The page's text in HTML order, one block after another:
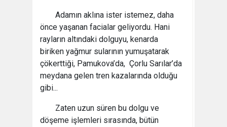
Adamın aklına ister istemez, daha
önce yaşanan facialar geliyordu. Hani
rayların altındaki dolguyu, kenarda
biriken yağmur sularının yumuşatarak
çökerttiği, Pamukova’da, Çorlu Sarılar’da
meydana gelen tren kazalarında olduğu
gibi...
Zaten uzun süren bu dolgu ve
döşeme işlemleri sırasında, bütün